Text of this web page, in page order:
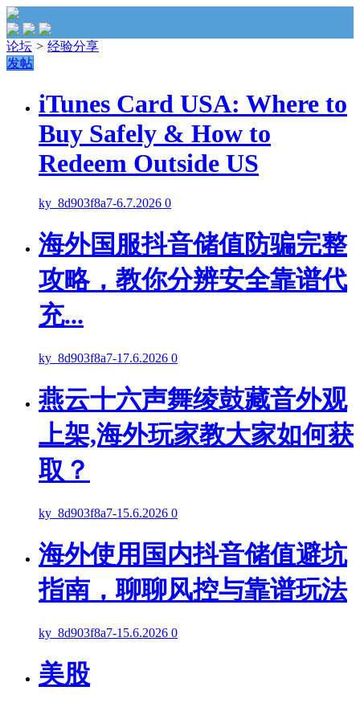
论坛 > 经验分享
发帖
iTunes Card USA: Where to
Buy Safely & How to
Redeem Outside US
ky_8d903f8a7-6.7.2026 0
海外国服抖音储值防骗完整
攻略，教你分辨安全靠谱代
充...
ky_8d903f8a7-17.6.2026 0
燕云十六声舞绫鼓藏音外观
上架,海外玩家教大家如何获
取？
ky_8d903f8a7-15.6.2026 0
海外使用国内抖音储值避坑
指南，聊聊风控与靠谱玩法
ky_8d903f8a7-15.6.2026 0
美股